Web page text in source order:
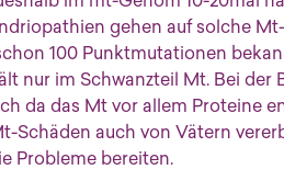
gehen auf solche
100 Punktmutationen
nur im Schwanzteil Mt. Bei
da das Mt vor allem Proteine
Schäden auch von Vätern
Probleme bereiten.